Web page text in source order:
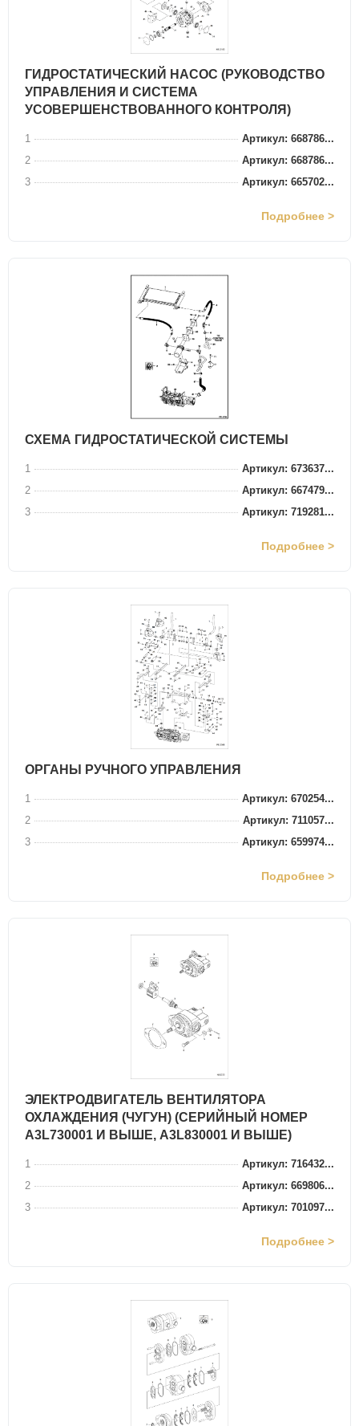
ГИДРОСТАТИЧЕСКИЙ НАСОС (РУКОВОДСТВО
УПРАВЛЕНИЯ И СИСТЕМА
УСОВЕРШЕНСТВОВАННОГО КОНТРОЛЯ)
1
Артикул: 668786...
2
Артикул: 668786...
3
Артикул: 665702...
Подробнее >
СХЕМА ГИДРОСТАТИЧЕСКОЙ СИСТЕМЫ
1
Артикул: 673637...
2
Артикул: 667479...
3
Артикул: 719281...
Подробнее >
ОРГАНЫ РУЧНОГО УПРАВЛЕНИЯ
1
Артикул: 670254...
2
Артикул: 711057...
3
Артикул: 659974...
Подробнее >
ЭЛЕКТРОДВИГАТЕЛЬ ВЕНТИЛЯТОРА
ОХЛАЖДЕНИЯ (ЧУГУН) (СЕРИЙНЫЙ НОМЕР
A3L730001 И ВЫШЕ, A3L830001 И ВЫШЕ)
1
Артикул: 716432...
2
Артикул: 669806...
3
Артикул: 701097...
Подробнее >